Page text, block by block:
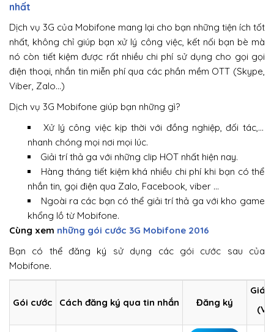
nhất
Dịch vụ 3G của Mobifone mang lại cho bạn những tiện ích tốt
nhất, không chỉ giúp bạn xử lý công việc, kết nối bạn bè mà
nó còn tiết kiệm được rất nhiều chi phí sử dụng cho gọi gọi
điện thoại, nhắn tin miễn phí qua các phần mềm OTT (Skype,
Viber, Zalo…)
Dịch vụ 3G Mobifone giúp bạn những gì?
Xử lý công việc kịp thời với đồng nghiệp, đối tác,…
nhanh chóng mọi nơi mọi lúc.
Giải trí thả ga với những clip HOT nhất hiện nay.
Hàng tháng tiết kiệm khá nhiều chi phí khi bạn có thể
nhắn tin, gọi điện qua Zalo, Facebook, viber …
Ngoài ra các bạn có thể giải trí thả ga với kho game
khổng lồ từ Mobifone.
Cùng xem những gói cước 3G Mobifone 2016
Bạn có thể đăng ký sử dụng các gói cước sau của
Mobifone.
Gói cước Cách đăng ký qua tin nhắn Đăng ký
Giá